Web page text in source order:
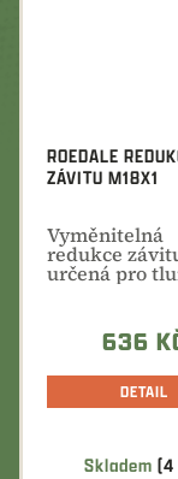
Skladem
ROEDALE
ZÁVITU M18X1
Vyměnitelná
redukce
určená pro
německé
636
DETAIL